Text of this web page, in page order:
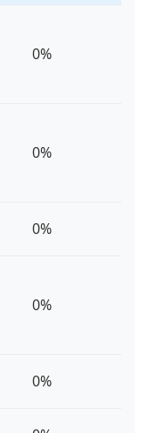
0%
0%
0%
0%
0%